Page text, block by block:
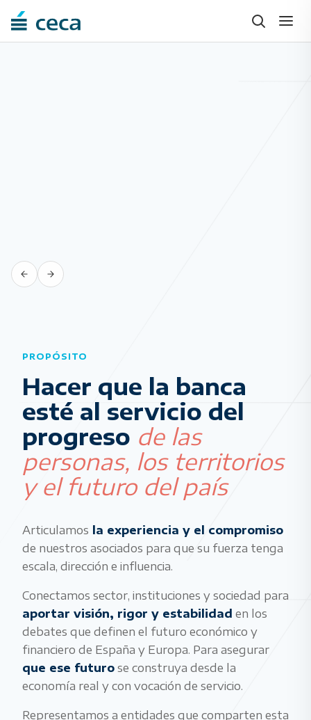
PROPÓSITO
Hacer que la banca
esté al servicio del
progreso de las
personas, los territorios
y el futuro del país
Articulamos la experiencia y el compromiso
de nuestros asociados para que su fuerza tenga
escala, dirección e influencia.
Conectamos sector, instituciones y sociedad para
aportar visión, rigor y estabilidad en los
debates que definen el futuro económico y
financiero de España y Europa. Para asegurar
que ese futuro se construya desde la
economía real y con vocación de servicio.
Representamos a entidades que comparten esta